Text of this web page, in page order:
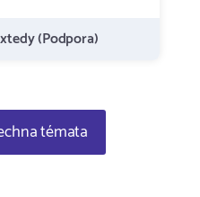
xtedy (Podpora)
témata